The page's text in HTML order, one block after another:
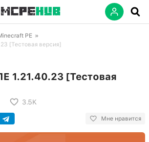
PE »
[Тестовая версия]
1.21.40.23 [Тестовая
3.5K
Мне нравится